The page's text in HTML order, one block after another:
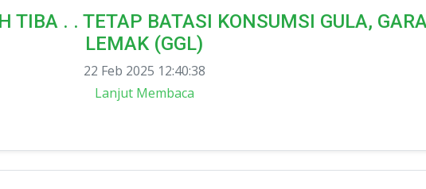
TIBA . . TETAP BATASI KONSUMSI GULA,
LEMAK (GGL)
22 Feb 2025 12:40:38
Lanjut Membaca